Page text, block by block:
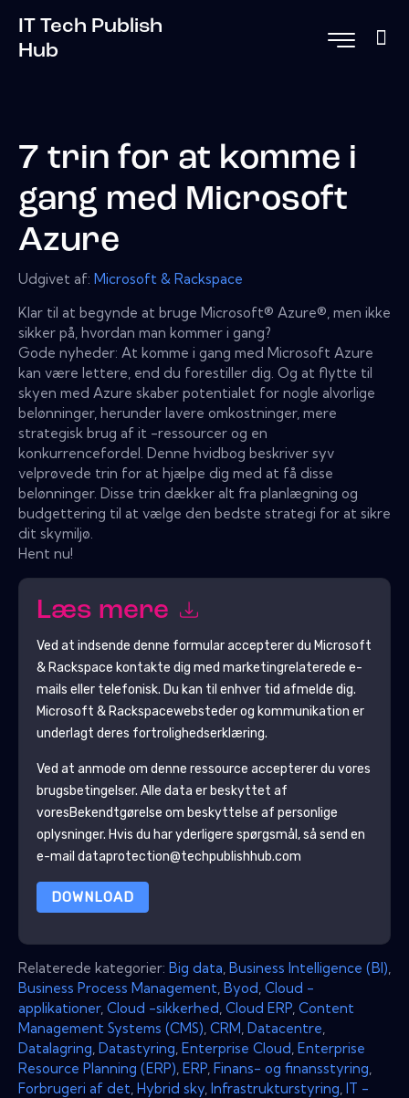
IT Tech Publish
Hub
7 trin for at komme i
gang med Microsoft
Azure
Udgivet af: Microsoft & Rackspace
Klar til at begynde at bruge Microsoft® Azure®, men ikke
sikker på, hvordan man kommer i gang?
Gode ​​nyheder: At komme i gang med Microsoft Azure
kan være lettere, end du forestiller dig. Og at flytte til
skyen med Azure skaber potentialet for nogle alvorlige
belønninger, herunder lavere omkostninger, mere
strategisk brug af it -ressourcer og en
konkurrencefordel. Denne hvidbog beskriver syv
velprøvede trin for at hjælpe dig med at få disse
belønninger. Disse trin dækker alt fra planlægning og
budgettering til at vælge den bedste strategi for at sikre
dit skymiljø.
Hent nu!
Læs mere
Ved at indsende denne formular accepterer du Microsoft
& Rackspace kontakte dig med marketingrelaterede e-
mails eller telefonisk. Du kan til enhver tid afmelde dig.
Microsoft & Rackspacewebsteder og kommunikation er
underlagt deres fortrolighedserklæring.
Ved at anmode om denne ressource accepterer du vores
brugsbetingelser. Alle data er beskyttet af
voresBekendtgørelse om beskyttelse af personlige
oplysninger. Hvis du har yderligere spørgsmål, så send en
e-mail dataprotection@techpublishhub.com
DOWNLOAD
Relaterede kategorier: Big data Business Intelligence (BI)
Business Process Management Byod Cloud -
applikationer, Cloud -sikkerhed Cloud ERP Content
Management Systems (CMS) CRM Datacentre
Datalagring Datastyring Enterprise Cloud Enterprise
Resource Planning (ERP) ERP Finans- og finansstyring
Forbrugeri af det Hybrid sky Infrastrukturstyring IT -